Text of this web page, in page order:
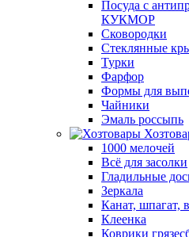
Посуда с
КУКМОР
Сковородки
Стеклянные
Турки
Фарфор
Формы для
Чайники
Эмаль россыпь
1000 мелочей
Всё для засолки
Гладильные
Зеркала
Канат, шпагат,
Клеенка
Коврики